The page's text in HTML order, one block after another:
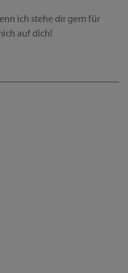
ich stehe dir gern für
auf dich!